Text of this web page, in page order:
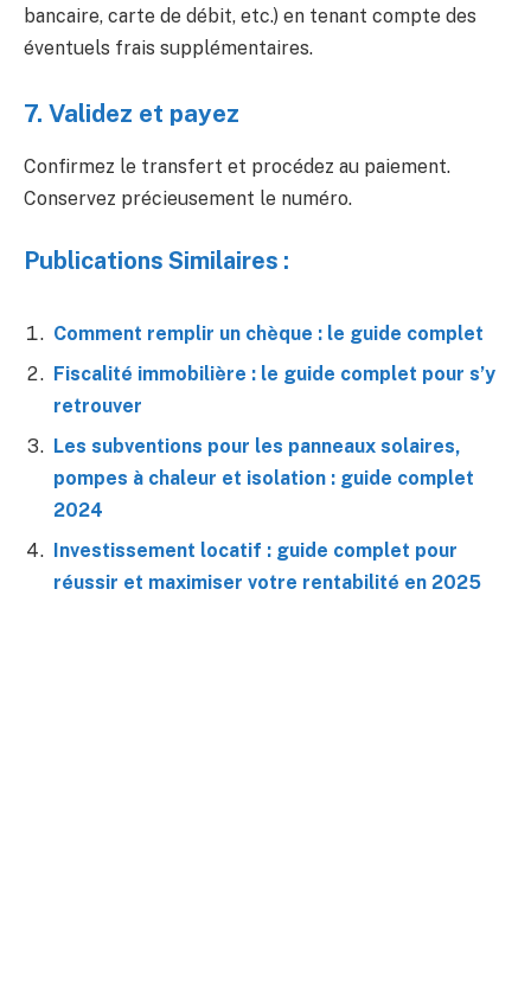
bancaire, carte de débit, etc.) en tenant compte des
éventuels frais supplémentaires.
7. Validez et payez
Confirmez le transfert et procédez au paiement.
Conservez précieusement le numéro.
Publications Similaires :
Comment remplir un chèque : le guide complet
Fiscalité immobilière : le guide complet pour s’y
retrouver
Les subventions pour les panneaux solaires,
pompes à chaleur et isolation : guide complet
2024
Investissement locatif : guide complet pour
réussir et maximiser votre rentabilité en 2025